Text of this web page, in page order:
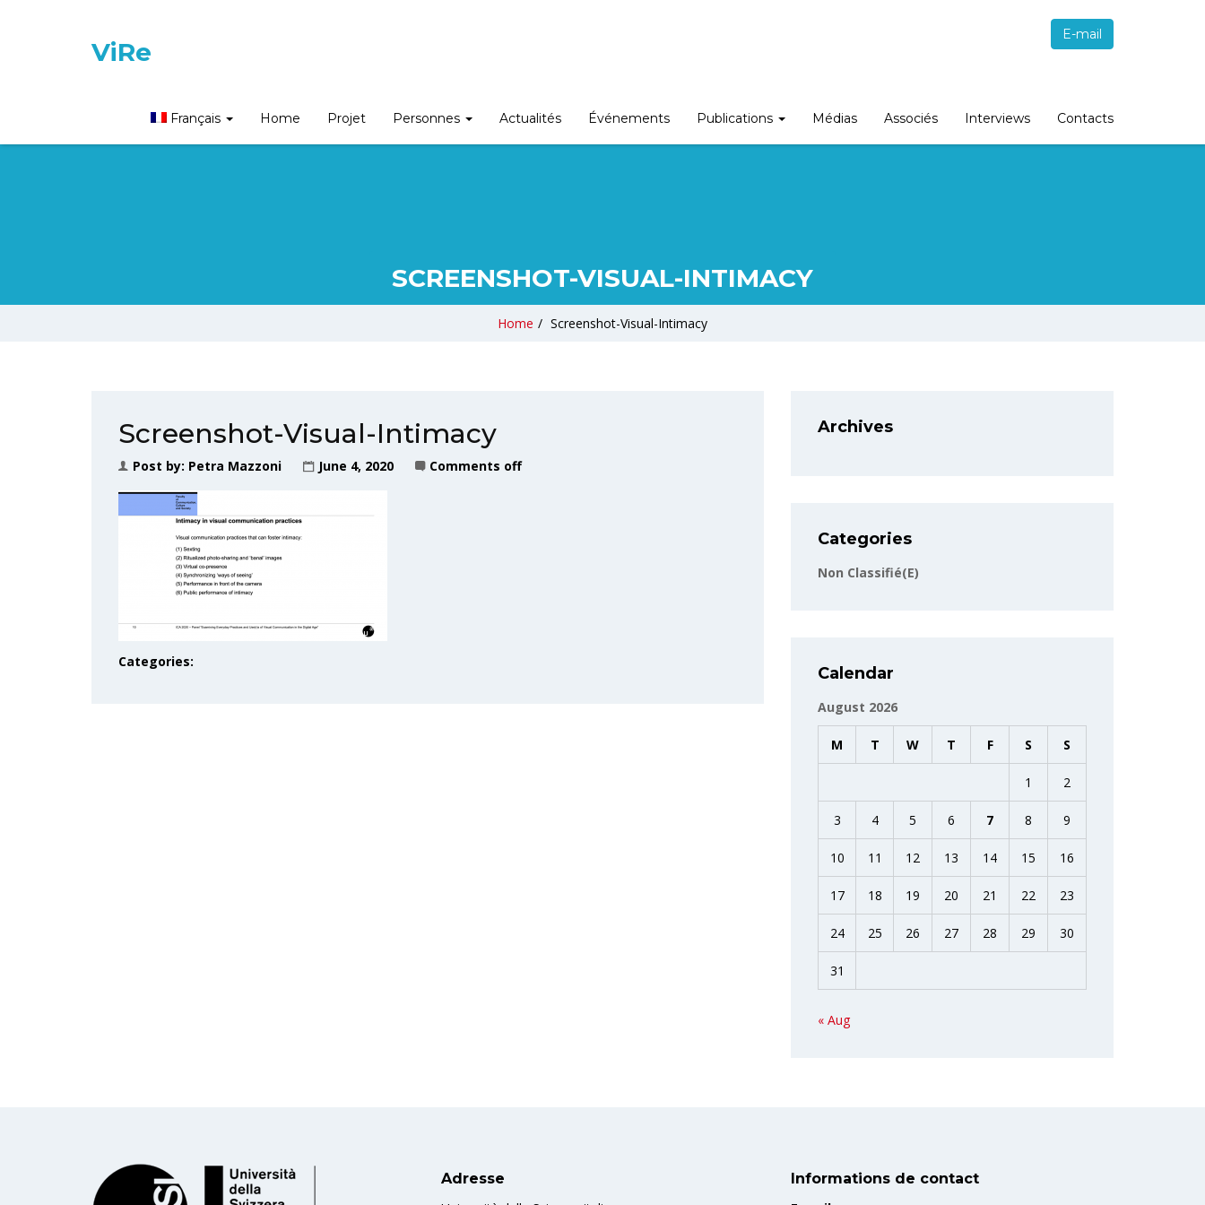
ViRe
E-mail
Français Home Projet Personnes Actualités Événements Publications Médias Associés Interviews Contacts
SCREENSHOT-VISUAL-INTIMACY
Home / Screenshot-Visual-Intimacy
Screenshot-Visual-Intimacy
Post by: Petra Mazzoni June 4, 2020 Comments off
Categories:
Archives
Categories
Non Classifié(e)
Calendar
August 2026
M T W T F S S
1 2
3 4 5 6 7 8 9
10 11 12 13 14 15 16
17 18 19 20 21 22 23
24 25 26 27 28 29 30
31
« Aug
Adresse
Informations de contact